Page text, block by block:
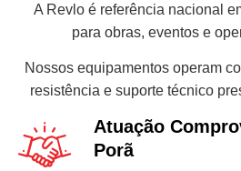
A Revlo é referência nacional
para obras, eventos e
Nossos equipamentos operam
resistência e suporte técnico
Atuação
Porã